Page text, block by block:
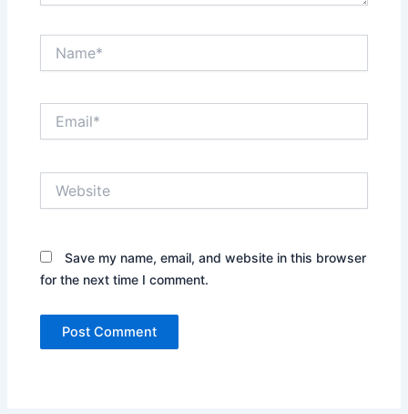
Save my name, email, and website in this browser
for the next time I comment.